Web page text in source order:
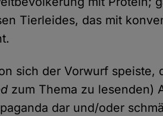
Tierleides, das mit
sich der Vorwurf speiste,
zum Thema zu lesenden)
dar und/oder